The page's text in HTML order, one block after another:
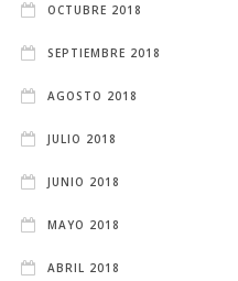
OCTUBRE 2018
SEPTIEMBRE 2018
AGOSTO 2018
JULIO 2018
JUNIO 2018
MAYO 2018
ABRIL 2018